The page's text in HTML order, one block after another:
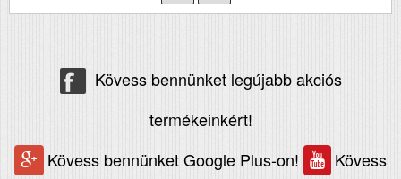
Kövess bennünket legújabb akciós
termékeinkért!
Kövess bennünket Google Plus-on!
Kövess